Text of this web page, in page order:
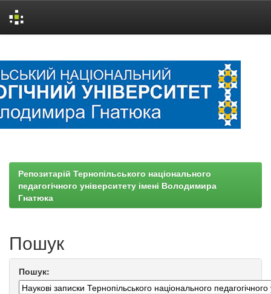
Репозитарій Тернопільського національного
педагогічного університету імені Володимира
Гнатюка
Пошук
Пошук: